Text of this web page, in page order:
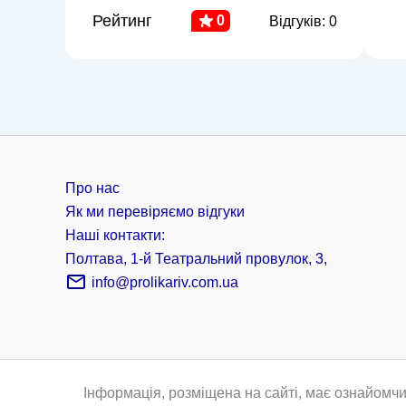
Рейтинг 0 Відгуків: 0
Про нас
Як ми перевіряємо відгуки
Наші контакти:
Полтава, 1-й Театральний провулок, 3,
info@prolikariv.com.ua
Інформація, розміщена на сайті, має